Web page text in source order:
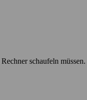
schaufeln müssen.